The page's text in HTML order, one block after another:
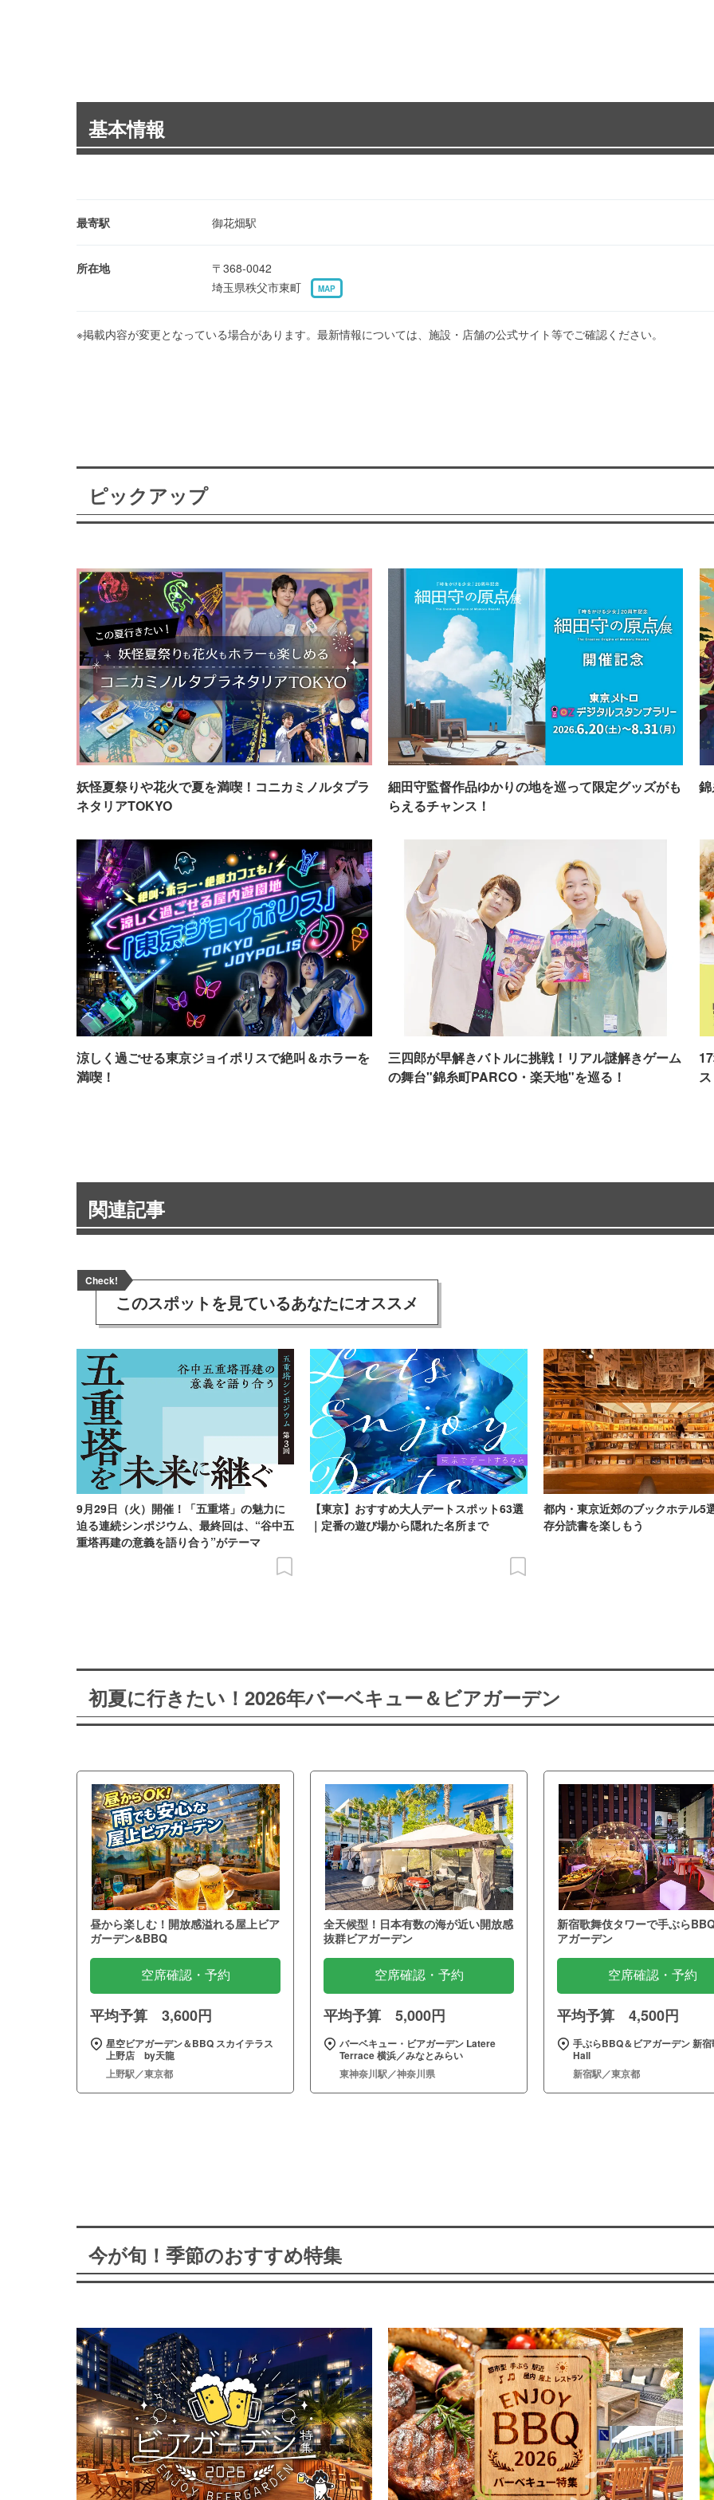
基本情報
最寄駅 御花畑駅
所在地
〒368-0042
埼玉県秩父市東町
MAP
※掲載内容が変更となっている場合があります。最新情報については、施設・店舗の公式サイト等でご確認ください。
ピックアップ
妖怪夏祭りや花火で夏を満喫！コニカミノルタプラ
ネタリアTOKYO
細田守監督作品ゆかりの地を巡って限定グッズがも
らえるチャンス！
涼しく過ごせる東京ジョイポリスで絶叫＆ホラーを
満喫！
三四郎が早解きバトルに挑戦！リアル謎解きゲーム
の舞台"錦糸町PARCO・楽天地"を巡る！
関連記事
Check!
このスポットを見ているあなたにオススメ
9月29日（火）開催！「五重塔」の魅力に
迫る連続シンポジウム、最終回は、“谷中五
重塔再建の意義を語り合う”がテーマ
【東京】おすすめ大人デートスポット63選
｜定番の遊び場から隠れた名所まで
都内・東京近郊のブックホテル5
存分読書を楽しもう
初夏に行きたい！2026年バーベキュー＆ビアガーデン
昼から楽しむ！開放感溢れる屋上ビア
ガーデン&BBQ
空席確認・予約
平均予算 3,600円
星空ビアガーデン＆BBQ スカイテラス
上野店 by天龍
上野駅／東京都
全天候型！日本有数の海が近い開放感
抜群ビアガーデン
空席確認・予約
平均予算 5,000円
バーベキュー・ビアガーデン Latere
Terrace 横浜／みなとみらい
東神奈川駅／神奈川県
新宿歌舞伎タワーで手ぶら
アガーデン
空席確認・予約
平均予算 4,500円
手ぶらBBQ＆ビアガーデン 新
Hall
新宿駅／東京都
今が旬！季節のおすすめ特集